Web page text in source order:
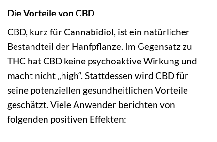
Die Vorteile von CBD
CBD, kurz für Cannabidiol, ist ein natürlicher
Bestandteil der Hanfpflanze. Im Gegensatz zu
THC hat CBD keine psychoaktive Wirkung und
macht nicht „high“. Stattdessen wird CBD für
seine potenziellen gesundheitlichen Vorteile
geschätzt. Viele Anwender berichten von
folgenden positiven Effekten: